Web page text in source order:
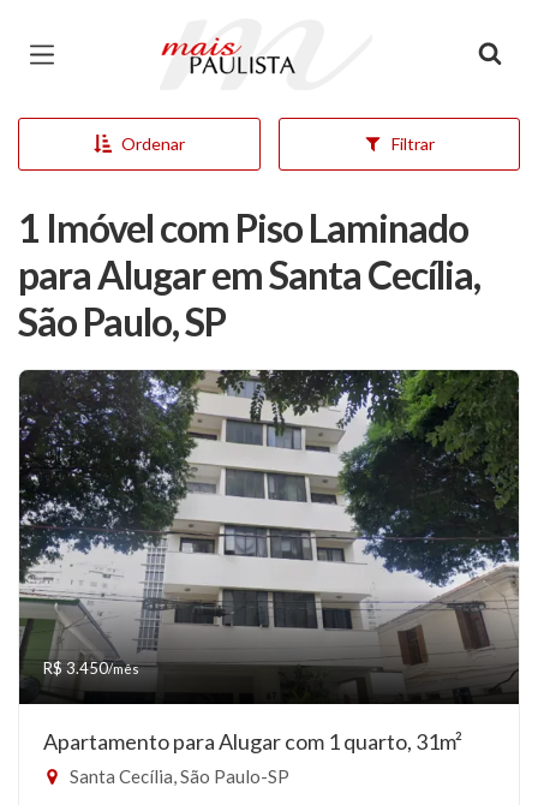
Página inicial
Ordenar Filtrar
1 Imóvel com Piso Laminado
para Alugar em Santa Cecília,
São Paulo, SP
R$ 3.450/mês
Apartamento para Alugar com 1 quarto, 31m²
Santa Cecília, São Paulo-SP